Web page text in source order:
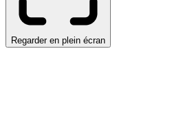
Regarder en plein écran